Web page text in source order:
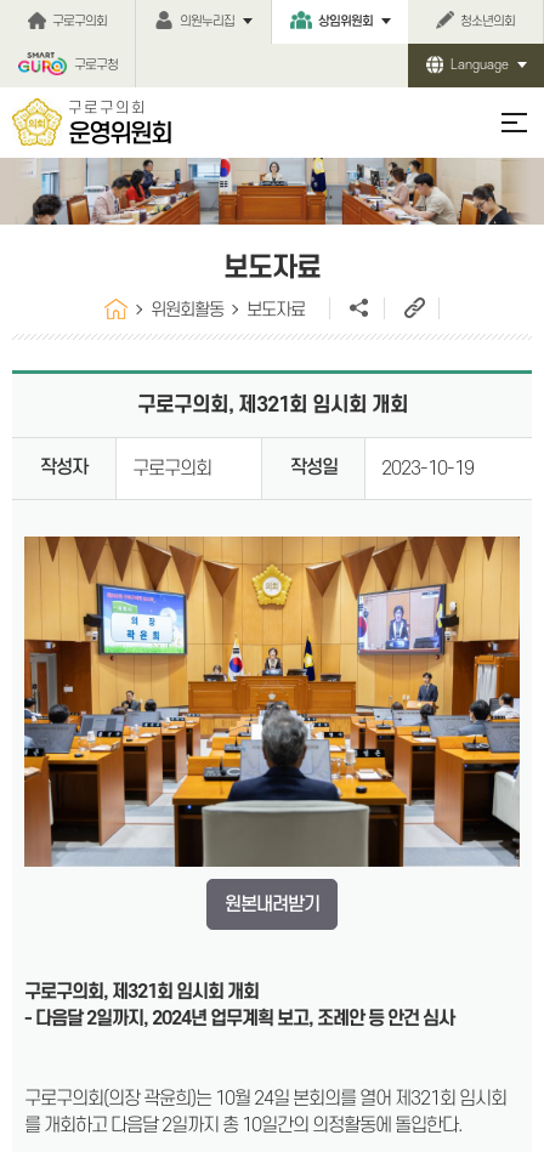
본문바로가기
구로구의회 의원누리집 상임위원회 청소년의회
구로구청 Language
구로구의회
운영위원회
보도자료
위원회활동 보도자료
구로구의회, 제321회 임시회 개회
작성자 구로구의회 작성일 2023-10-19
원본내려받기
구로구의회, 제 321 회 임시회 개회
- 다음달 2일까지, 2024년 업무계획 보고, 조례안 등 안건 심사
구로구의회(의장 곽윤희)는 10월 24일 본회의를 열어 제321회 임시회
를 개회하고 다음달 2일까지 총 10일간의 의정활동에 돌입한다.